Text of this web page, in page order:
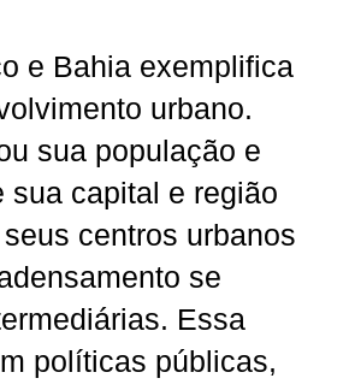
e Bahia exemplifica
urbano.
sua população e
sua capital e região
centros urbanos
se
Essa
políticas públicas,